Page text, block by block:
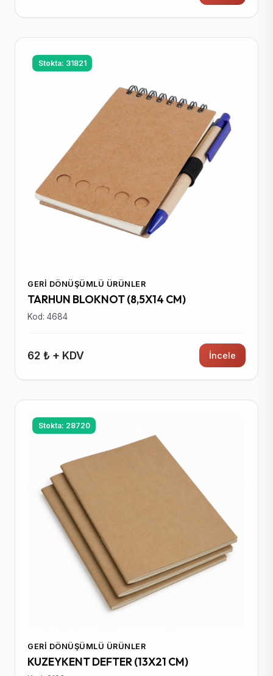
Stokta: 31821
GERI DÖNÜŞÜMLÜ ÜRÜNLER
TARHUN BLOKNOT (8,5X14 CM)
Kod: 4684
62 ₺ + KDV İncele
Stokta: 28720
GERI DÖNÜŞÜMLÜ ÜRÜNLER
KUZEYKENT DEFTER (13X21 CM)